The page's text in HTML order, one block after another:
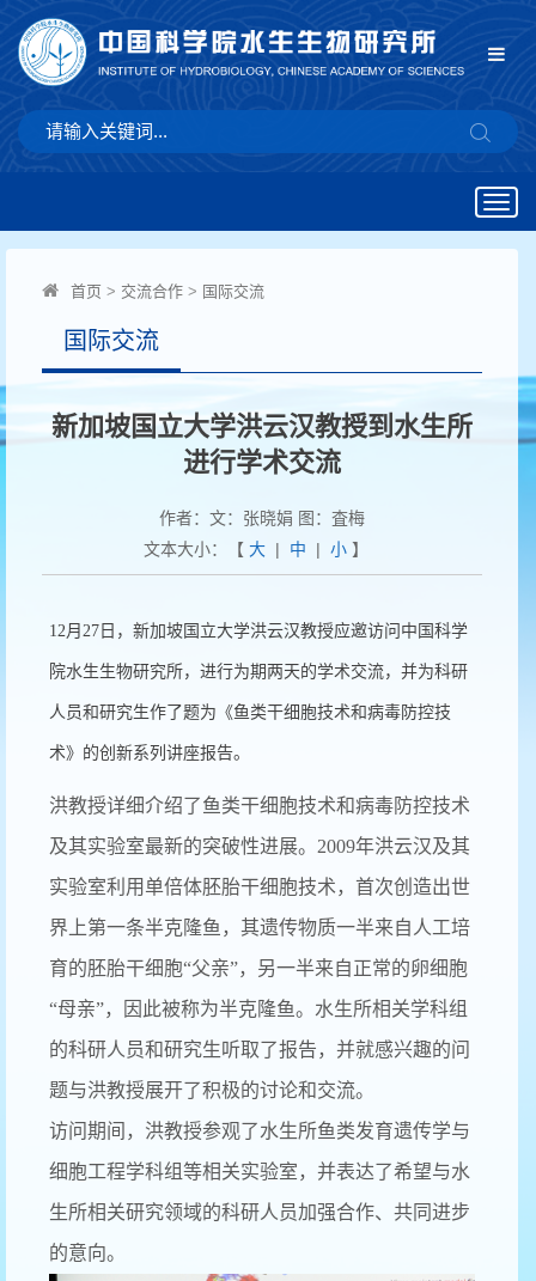
首页 > 交流合作 > 国际交流
国际交流
新加坡国立大学洪云汉教授到水生所
进行学术交流
作者：文：张晓娟 图：査梅
文本大小：【 大| 中 | 小】
12月27日，新加坡国立大学洪云汉教授应邀访问中国科学
院水生生物研究所，进行为期两天的学术交流，并为科研
人员和研究生作了题为《鱼类干细胞技术和病毒防控技
术》的创新系列讲座报告。
洪教授详细介绍了鱼类干细胞技术和病毒防控技术
及其实验室最新的突破性进展。2009年洪云汉及其
实验室利用单倍体胚胎干细胞技术，首次创造出世
界上第一条半克隆鱼，其遗传物质一半来自人工培
育的胚胎干细胞“父亲”，另一半来自正常的卵细胞
“母亲”，因此被称为半克隆鱼。水生所相关学科组
的科研人员和研究生听取了报告，并就感兴趣的问
题与洪教授展开了积极的讨论和交流。
访问期间，洪教授参观了水生所鱼类发育遗传学与
细胞工程学科组等相关实验室，并表达了希望与水
生所相关研究领域的科研人员加强合作、共同进步
的意向。